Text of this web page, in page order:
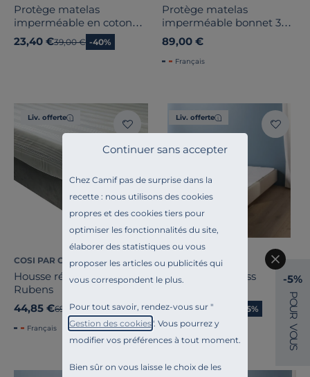
Chez Camif pas de surprise dans la
recette : nous utilisons des cookies
propres et des cookies tiers pour
optimiser les fonctionnalités du site,
élaborer des statistiques ou vous
proposer les articles ou publicités qui
vous correspondent le plus.
Pour tout savoir, rendez-vous sur "
Gestion des cookies". Vous pourrez y
modifier vos préférences à tout moment.
Bien sûr on vous laisse le choix de les
Continuer sans accepter
Protège matelas
imperméable en coton
issu de l'agriculture
biologique Ivana
23,40 €Ancien prix
39,00 € -40%
Protège matelas
imperméable bonnet 30
cm Fernand
89,00 €
Français
Liv. offerte
COSI PAR CAMIF
Housse rénove matelas
Rubens
44,85 €Ancien prix
69,00 € -35%
Français
Liv. offerte
COSI PAR CAMIF
Isolateur anti-gliss
Isabeau
44,85 €Ancien prix
69,00 € -35%
-5%
P
O
U
R
V
O
U
S